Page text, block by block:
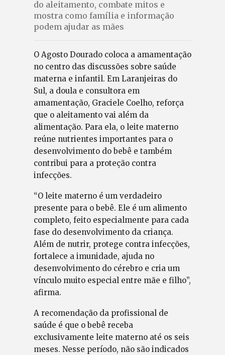
do aleitamento, combate mitos e
mostra como família e informação
podem ajudar as mães
O Agosto Dourado coloca a amamentação
no centro das discussões sobre saúde
materna e infantil. Em Laranjeiras do
Sul, a doula e consultora em
amamentação, Graciele Coelho, reforça
que o aleitamento vai além da
alimentação. Para ela, o leite materno
reúne nutrientes importantes para o
desenvolvimento do bebê e também
contribui para a proteção contra
infecções.
“O leite materno é um verdadeiro
presente para o bebê. Ele é um alimento
completo, feito especialmente para cada
fase do desenvolvimento da criança.
Além de nutrir, protege contra infecções,
fortalece a imunidade, ajuda no
desenvolvimento do cérebro e cria um
vínculo muito especial entre mãe e filho”,
afirma.
A recomendação da profissional de
saúde é que o bebê receba
exclusivamente leite materno até os seis
meses. Nesse período, não são indicados